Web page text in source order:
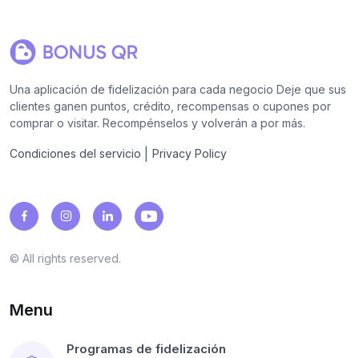
Una aplicación de fidelización para cada negocio Deje que sus
clientes ganen puntos, crédito, recompensas o cupones por
comprar o visitar. Recompénselos y volverán a por más.
Condiciones del servicio Privacy Policy
© All rights reserved.
Menu
Programas de fidelización